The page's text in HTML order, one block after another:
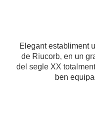
Elegant establiment
de Riucorb, en un
del segle XX
ben